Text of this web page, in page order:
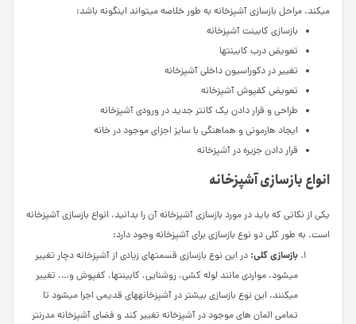
می­کند. مراحل بازسازی آشپزخانه به طور خلاصه می­تواند اینگونه باشد:
بازسازی کابینت آشپزخانه
تعویض درب کابینت­ها
تغییر در دکوراسیون داخلی آشپزخانه
تعویض کفپوش آشپزخانه
طراحی و قرار دادن یک کانتر جدید در ورودی آشپزخانه
ایجاد هارمونی و هماهنگی با سایز اجزای موجود در خانه
قرار دادن جزیره در آشپزخانه
انواع بازسازی آشپزخانه
یکی از نکاتی که باید در مورد بازسازی آشپزخانه آن را بدانید، انواع بازسازی آشپزخانه
است. به طور کلی دو نوع بازسازی برای آشپزخانه وجود دارد:
بازسازی کلی:در این نوع بازسازی قسمت­های زیادی از آشپزخانه دچار تغییر
می­شود. مواردی مانند لوله کشی، روشنایی، کابینت­ها، کفپوش و…، تغییر
می­کنند. این نوع بازسازی بیشتر در آشپزخانه­های قدیمی اجرا می­شود تا
تمامی المان­ های موجود در آشپزخانه تغییر کند و فضای آشپزخانه مدرن­تر